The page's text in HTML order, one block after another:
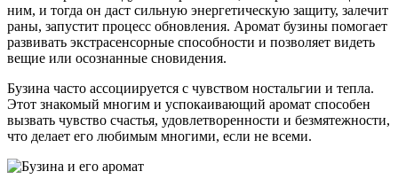
ним, и тогда он даст сильную энергетическую защиту, залечит
раны, запустит процесс обновления. Аромат бузины помогает
развивать экстрасенсорные способности и позволяет видеть
вещие или осознанные сновидения.
Бузина часто ассоциируется с чувством ностальгии и тепла.
Этот знакомый многим и успокаивающий аромат способен
вызвать чувство счастья, удовлетворенности и безмятежности,
что делает его любимым многими, если не всеми.